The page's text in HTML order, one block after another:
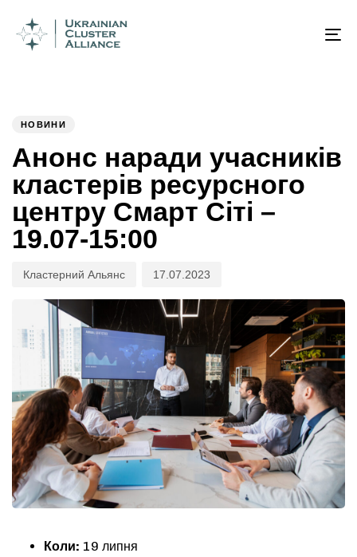
IN:
НОВИНИ
Анонс наради учасників
кластерів ресурсного
центру Смарт Сіті –
19.07-15:00
Кластерний Альянс
on:
17.07.2023
Коли: 19 липня